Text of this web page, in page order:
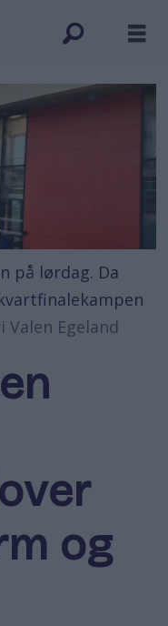
på lørdag. Da
Valen Egeland
og